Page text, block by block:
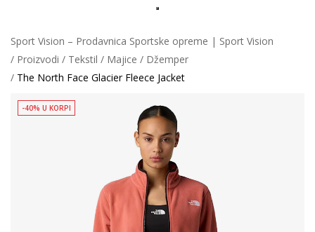
Sport Vision – Prodavnica Sportske opreme | Sport Vision
Proizvodi
Tekstil Majice
Džemper
The North Face Glacier Fleece Jacket
-40% U KORPI